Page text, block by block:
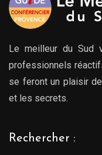
Le meilleur du Sud
professionnels
se feront un plaisir
et les secrets.
Rechercher :